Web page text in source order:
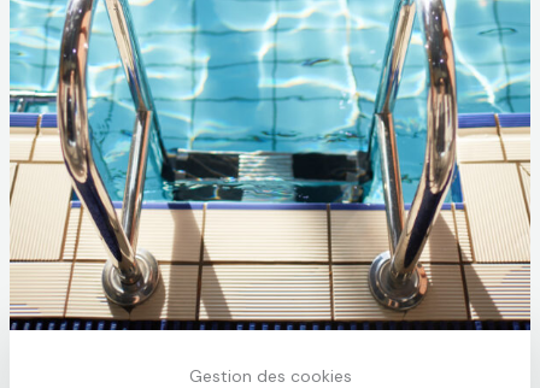
Gestion des cookies